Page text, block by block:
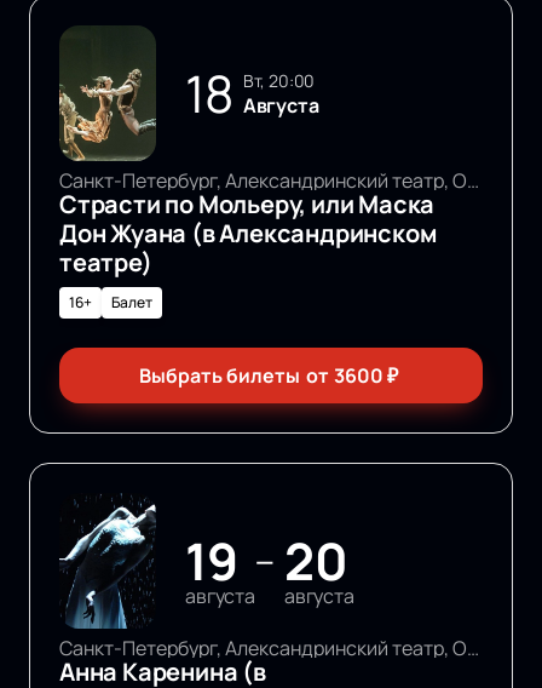
18 вт, 20:00
Августа
Санкт-Петербург, Александринский театр, Основная сцена
Страсти по Мольеру, или Маска
Дон Жуана (в Александринском
театре)
16+ Балет
Выбрать билеты от3600₽
19
августа
— 20
августа
Санкт-Петербург, Александринский театр, Основная сцена
Анна Каренина (в